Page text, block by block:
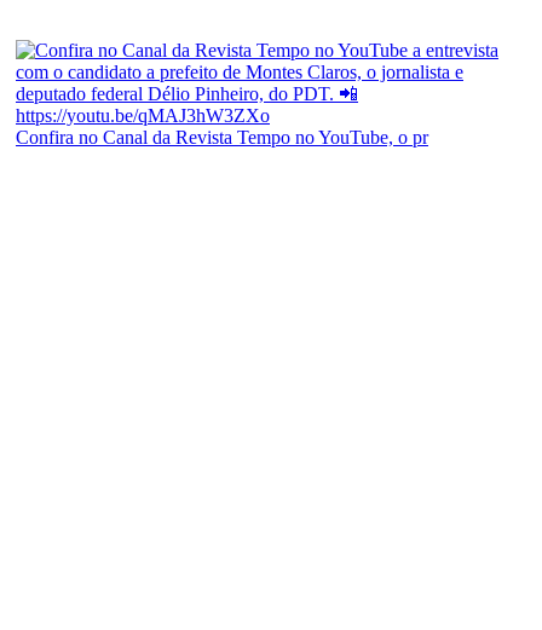
Confira no Canal da Revista Tempo no YouTube, o pr